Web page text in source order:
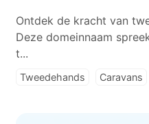
Ontdek de kracht van
Deze domeinnaam
t...
Tweedehands Caravans